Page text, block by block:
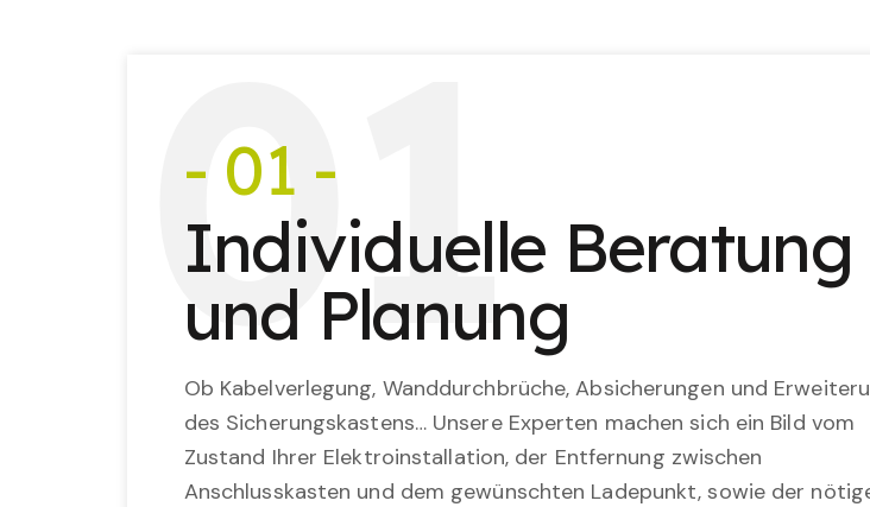
01
- 01 -
Individuelle Beratung
und Planung
Ob Kabelverlegung, Wanddurchbrüche, Absicherungen und
des Sicherungskastens… Unsere Experten machen sich ein Bild vom
Zustand Ihrer Elektroinstallation, der Entfernung zwischen
Anschlusskasten und dem gewünschten Ladepunkt, sowie der